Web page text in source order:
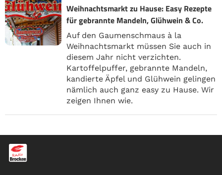
Weihnachtsmarkt zu Hause: Easy Rezepte
für gebrannte Mandeln, Glühwein & Co.
Auf den Gaumenschmaus à la
Weihnachtsmarkt müssen Sie auch in
diesem Jahr nicht verzichten.
Kartoffelpuffer, gebrannte Mandeln,
kandierte Äpfel und Glühwein gelingen
nämlich auch ganz easy zu Hause. Wir
zeigen Ihnen wie.